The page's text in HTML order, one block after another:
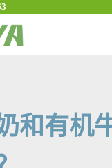
和有机